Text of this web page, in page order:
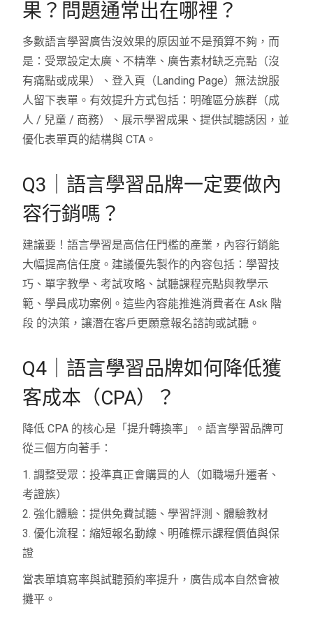
果？問題通常出在哪裡？
多數語言學習廣告沒效果的原因並不是預算不夠，而
是：受眾設定太廣、不精準、廣告素材缺乏亮點（沒
有痛點或成果）、登入頁（Landing Page）無法說服
人留下表單。有效提升方式包括：明確區分族群（成
人 / 兒童 / 商務）、展示學習成果、提供試聽誘因，並
優化表單頁的結構與 CTA。
Q3｜語言學習品牌一定要做內
容行銷嗎？
建議要！語言學習是高信任門檻的產業，內容行銷能
大幅提高信任度。建議優先製作的內容包括：學習技
巧、單字教學、考試攻略、試聽課程亮點與教學示
範、學員成功案例。這些內容能推進消費者在 Ask 階
段 的決策，讓潛在客戶更願意報名諮詢或試聽。
Q4｜語言學習品牌如何降低獲
客成本（CPA）？
降低 CPA 的核心是「提升轉換率」。語言學習品牌可
從三個方向著手：
1. 調整受眾：投準真正會購買的人（如職場升遷者、
考證族）
2. 強化體驗：提供免費試聽、學習評測、體驗教材
3. 優化流程：縮短報名動線、明確標示課程價值與保
證
當表單填寫率與試聽預約率提升，廣告成本自然會被
攤平。